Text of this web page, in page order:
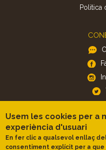
Politica
Usem les cookies per a
experiència d'usuari
En fer clic a qualsevol enllaç
consentiment explícit per a